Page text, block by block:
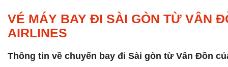
VÉ MÁY BAY ĐI SÀI GÒN TỪ VÂN
AIRLINES
Thông tin về chuyến bay đi Sài gòn từ Vân Đồn